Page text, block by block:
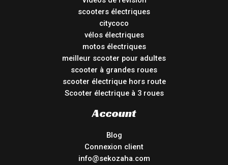
scooters électriques
citycoco
vélos électriques
motos électriques
meilleur scooter pour adultes
scooter à grandes roues
scooter électrique hors route
Scooter électrique à 3 roues
Account
Blog
Connexion client
info@sekozaha.com